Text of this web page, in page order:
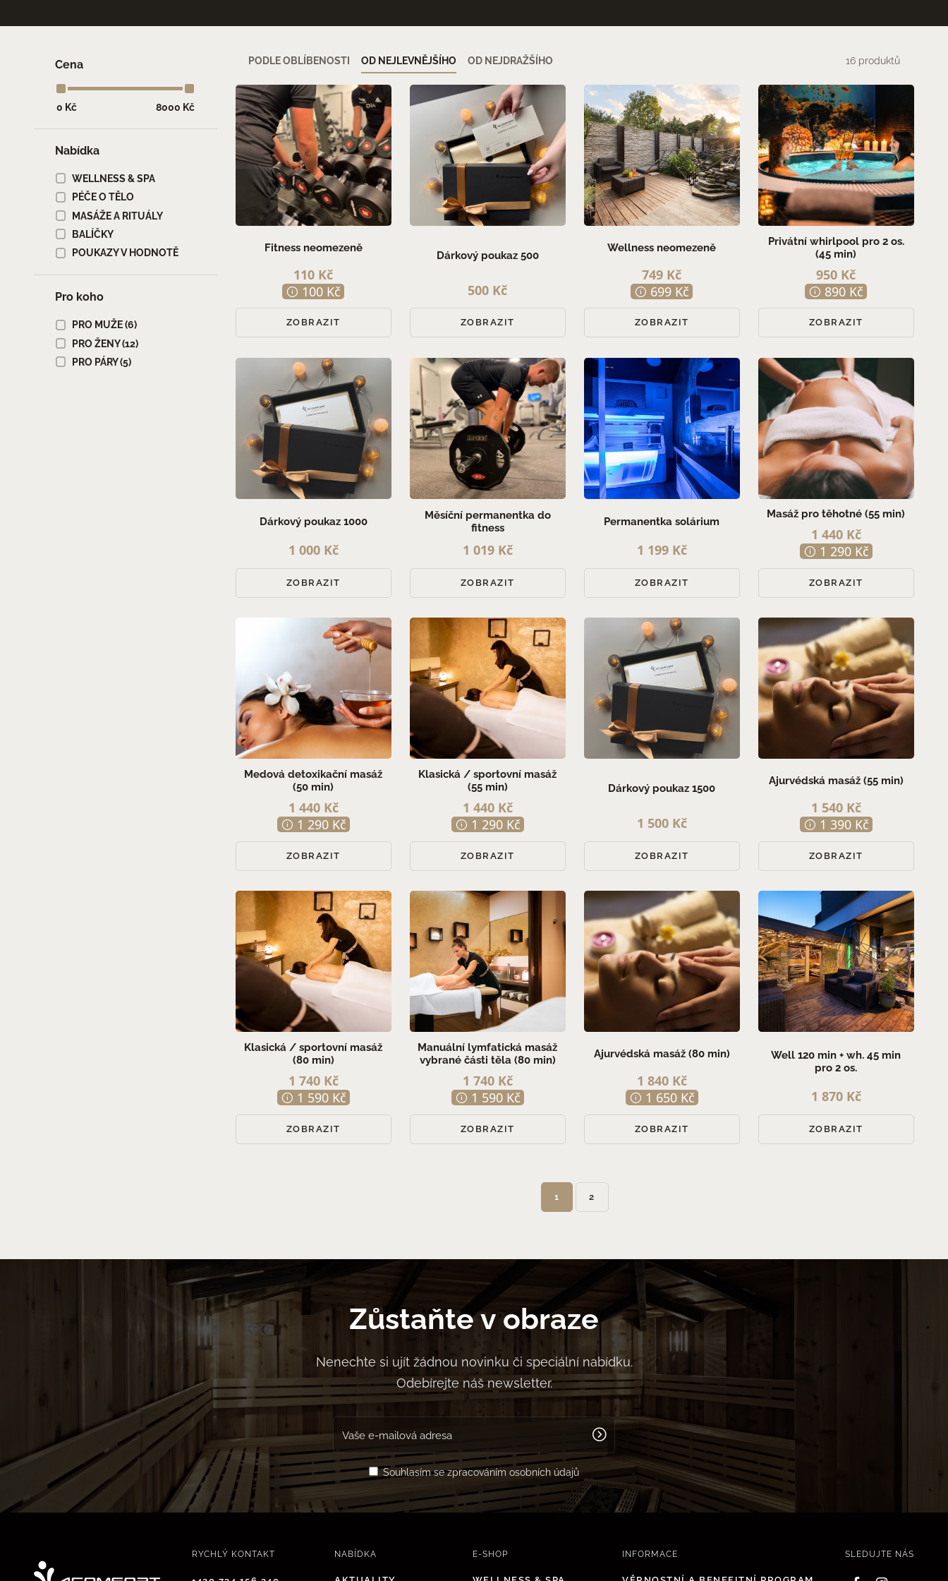
Cena
Nabídka
WELLNESS & SPA
PÉČE O TĚLO
MASÁŽE A RITUÁLY
BALÍČKY
POUKAZY V HODNOTĚ
Pro koho
PRO MUŽE (6)
PRO ŽENY (12)
PRO PÁRY (5)
PODLE OBLÍBENOSTI OD NEJLEVNĚJŠÍHO OD NEJDRAŽŠÍHO 16 produktů
Fitness neomezeně
110 Kč
100 Kč
ZOBRAZIT
Dárkový poukaz 500
500 Kč
ZOBRAZIT
Wellness neomezeně
749 Kč
699 Kč
ZOBRAZIT
Privátní whirlpool pro 2 os.
(45 min)
950 Kč
890 Kč
ZOBRAZIT
Dárkový poukaz 1000
1 000 Kč
ZOBRAZIT
Měsíční permanentka do
fitness
1 019 Kč
ZOBRAZIT
Permanentka solárium
1 199 Kč
ZOBRAZIT
Masáž pro těhotné (55 min)
1 440 Kč
1 290 Kč
ZOBRAZIT
Medová detoxikační masáž
(50 min)
1 440 Kč
1 290 Kč
ZOBRAZIT
Klasická / sportovní masáž
(55 min)
1 440 Kč
1 290 Kč
ZOBRAZIT
Dárkový poukaz 1500
1 500 Kč
ZOBRAZIT
Ajurvédská masáž (55 min)
1 540 Kč
1 390 Kč
ZOBRAZIT
Klasická / sportovní masáž
(80 min)
1 740 Kč
1 590 Kč
ZOBRAZIT
Manuální lymfatická masáž
vybrané části těla (80 min)
1 740 Kč
1 590 Kč
ZOBRAZIT
Ajurvédská masáž (80 min)
1 840 Kč
1 650 Kč
ZOBRAZIT
Well 120 min + wh. 45 min
pro 2 os.
1 870 Kč
ZOBRAZIT
1 2
Zůstaňte v obraze
Nenechte si ujít žádnou novinku či speciální nabídku.
Odebírejte náš newsletter.
Souhlasím se zpracováním osobních údajů
RYCHLÝ KONTAKT NABÍDKA E-SHOP INFORMACE SLEDUJTE NÁS